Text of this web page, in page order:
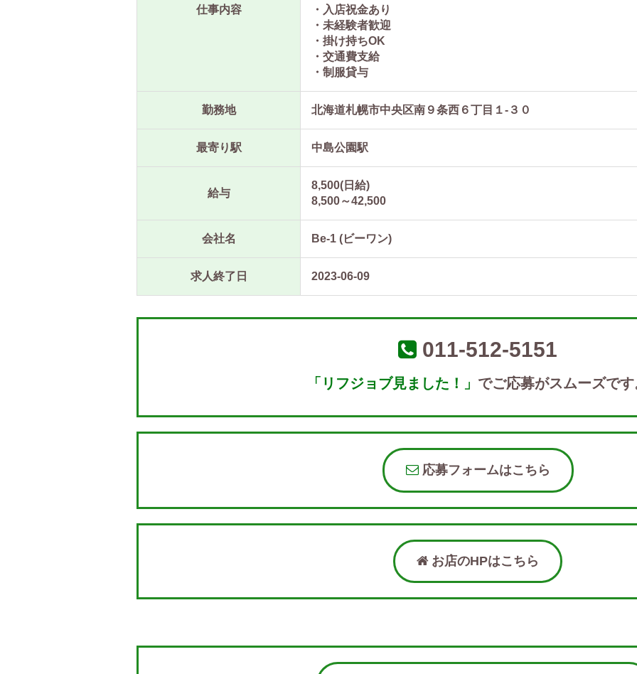
仕事内容
・入店祝金あり
・未経験者歓迎
・掛け持ちOK
・交通費支給
・制服貸与
勤務地 北海道札幌市中央区南９条西６丁目１-３０
最寄り駅 中島公園駅
給与
8,500(日給)
8,500～42,500
会社名 Be-1 (ビーワン)
求人終了日 2023-06-09
011-512-5151
「リフジョブ見ました！」 でご応募がスムーズです
応募フォームはこちら
お店のHPはこちら